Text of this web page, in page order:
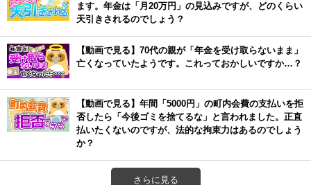
ます。年金は「月20万円」の見込みですが、どのくらい
天引きされるのでしょう？
【動画で見る】70代の親が「年金を受け取らないまま」
亡くなっていたようです。これっておかしいですか…？
【動画で見る】年間「5000円」の町内会費の支払いを拒
否したら「今後ゴミを捨てるな」と言われました。正直
払いたくないのですが、法的な拘束力はあるのでしょう
か？
さらに見る